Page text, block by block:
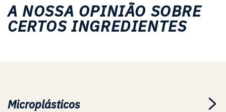
A NOSSA OPINIÃO SOBRE
CERTOS INGREDIENTES
Microplásticos